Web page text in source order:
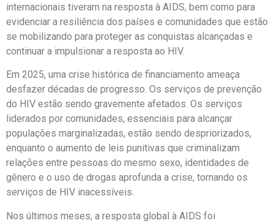
internacionais tiveram na resposta à AIDS, bem como para
evidenciar a resiliência dos países e comunidades que estão
se mobilizando para proteger as conquistas alcançadas e
continuar a impulsionar a resposta ao HIV.
Em 2025, uma crise histórica de financiamento ameaça
desfazer décadas de progresso. Os serviços de prevenção
do HIV estão sendo gravemente afetados. Os serviços
liderados por comunidades, essenciais para alcançar
populações marginalizadas, estão sendo despriorizados,
enquanto o aumento de leis punitivas que criminalizam
relações entre pessoas do mesmo sexo, identidades de
gênero e o uso de drogas aprofunda a crise, tornando os
serviços de HIV inacessíveis.
Nos últimos meses, a resposta global à AIDS foi